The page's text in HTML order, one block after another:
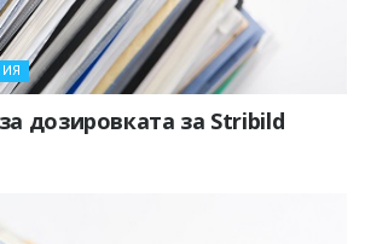
дозировката за Stribild